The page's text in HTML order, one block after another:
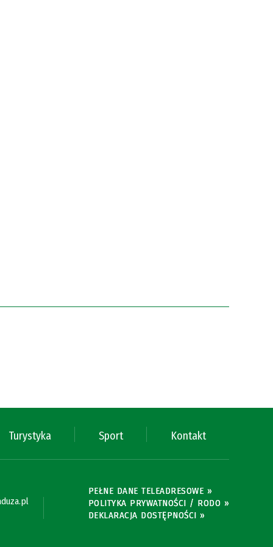
Turystyka Sport Kontakt
PEŁNE DANE TELEADRESOWE »
POLITYKA PRYWATNOŚCI / RODO »
DEKLARACJA DOSTĘPNOŚCI »